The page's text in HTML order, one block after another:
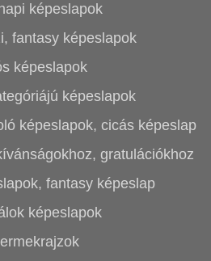
képeslapok
fantasy képeslapok
képeslapok
képeslapok
képeslapok, cicás képeslap
gratulációkhoz
fantasy képeslap
képeslapok